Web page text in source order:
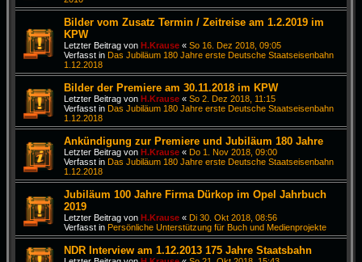
Bilder vom Zusatz Termin / Zeitreise am 1.2.2019 im
KPW
Letzter Beitrag von H.Krause « So 16. Dez 2018, 09:05
Verfasst in Das Jubiläum 180 Jahre erste Deutsche Staatseisenbahn
1.12.2018
Bilder der Premiere am 30.11.2018 im KPW
Letzter Beitrag von H.Krause « So 2. Dez 2018, 11:15
Verfasst in Das Jubiläum 180 Jahre erste Deutsche Staatseisenbahn
1.12.2018
Ankündigung zur Premiere und Jubiläum 180 Jahre
Letzter Beitrag von H.Krause « Do 1. Nov 2018, 09:00
Verfasst in Das Jubiläum 180 Jahre erste Deutsche Staatseisenbahn
1.12.2018
Jubiläum 100 Jahre Firma Dürkop im Opel Jahrbuch
2019
Letzter Beitrag von H.Krause « Di 30. Okt 2018, 08:56
Verfasst in Persönliche Unterstützung für Buch und Medienprojekte
NDR Interview am 1.12.2013 175 Jahre Staatsbahn